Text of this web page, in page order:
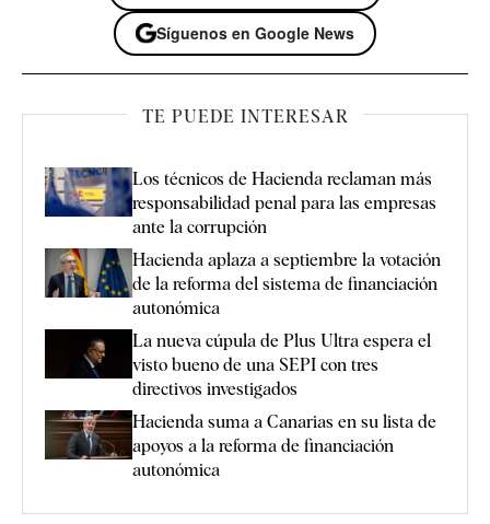
Síguenos en Google News
TE PUEDE INTERESAR
Los técnicos de Hacienda reclaman más
responsabilidad penal para las empresas
ante la corrupción
Hacienda aplaza a septiembre la votación
de la reforma del sistema de financiación
autonómica
La nueva cúpula de Plus Ultra espera el
visto bueno de una SEPI con tres
directivos investigados
Hacienda suma a Canarias en su lista de
apoyos a la reforma de financiación
autonómica